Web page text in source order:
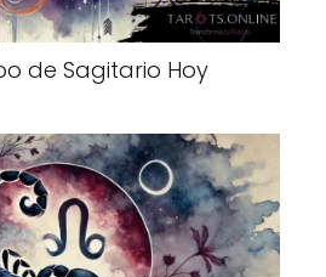
de Sagitario Hoy